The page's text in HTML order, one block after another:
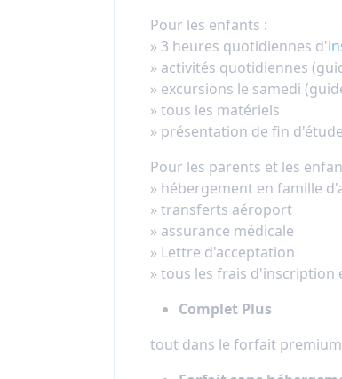
Pour les enfants :
» 3 heures quotidiennes d'
» activités quotidiennes
» excursions le samedi
» tous les matériels
» présentation de fin
Pour les parents et les
» hébergement en famille
» transferts aéroport
» assurance médicale
» Lettre d'acceptation
» tous les frais d'inscription
Complet Plus
tout dans le forfait